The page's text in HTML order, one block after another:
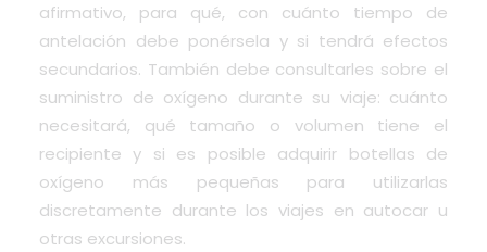
afirmativo, para qué, con cuánto tiempo de
antelación debe ponérsela y si tendrá efectos
secundarios. También debe consultarles sobre el
suministro de oxígeno durante su viaje: cuánto
necesitará, qué tamaño o volumen tiene el
recipiente y si es posible adquirir botellas de
oxígeno más pequeñas para utilizarlas
discretamente durante los viajes en autocar u
otras excursiones.